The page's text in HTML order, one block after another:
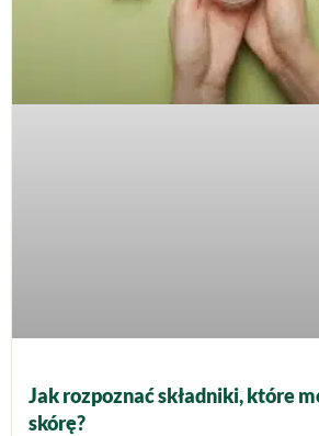
Jak rozpoznać składniki, które
skórę?